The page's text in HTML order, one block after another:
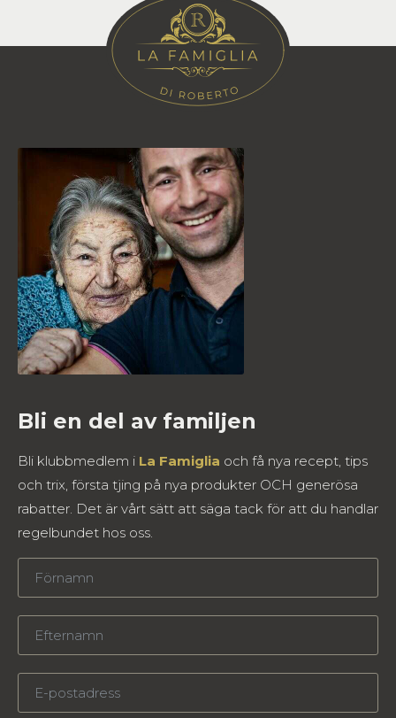
Bli en del av familjen
Bli klubbmedlem i La Famiglia och få nya recept, tips
och trix, första tjing på nya produkter OCH generösa
rabatter. Det är vårt sätt att säga tack för att du handlar
regelbundet hos oss.